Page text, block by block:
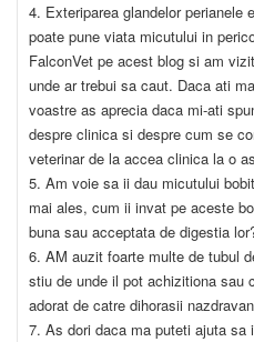
4. Exteriparea glandelor perianele
poate pune viata micutului in
FalconVet pe acest blog si am
unde ar trebui sa caut. Daca ati
voastre as aprecia daca mi-ati
despre clinica si despre cum se
veterinar de la accea clinica la o
5. Am voie sa ii dau micutului
mai ales, cum ii invat pe aceste
buna sau acceptata de digestia
6. AM auzit foarte multe de tubul
stiu de unde il pot achizitiona
adorat de catre dihorasii
7. As dori daca ma puteti ajuta